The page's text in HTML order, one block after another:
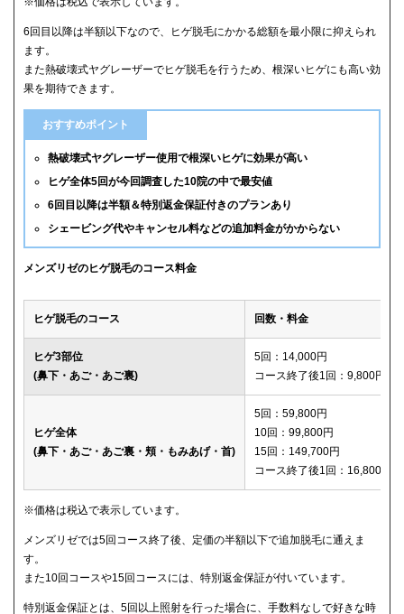
メンズリゼ 59,800円
メンズルシアクリニック 61,600円(平日5回)
65,880円(6回)
渋谷美容外科クリニック 74,800円(首あご裏除く)
ゴリラクリニック 76,800円(平日6回)
メンズエミナル 78,000円
ダビデクリニック
ウィルビークリニックブラック 88,000円
レジーナクリニックオム 132,000円
メディカルエピレーションクリニック 150,600円
6回目以降は半額以下なので、ヒゲ脱毛にかかる総額を最小限に抑えられ
ます。
また熱破壊式ヤグレーザーでヒゲ脱毛を行うため、根深いヒゲにも高い効
果を期待できます。
おすすめポイント
熱破壊式ヤグレーザー使用で根深いヒゲに効果が高い
ヒゲ全体5回が今回調査した10院の中で最安値
6回目以降は半額＆特別返金保証付きのプランあり
シェービング代やキャンセル料などの追加料金がかからない
メンズリゼのヒゲ脱毛のコース料金
ヒゲ脱毛のコース 回数・料金
ヒゲ3部位
(鼻下・あご・あご裏)
5回：14,000円
コース終了後1回：9,800円
ヒゲ全体
(鼻下・あご・あご裏・頬・もみあげ・首)
5回：59,800円
10回：99,800円
15回：149,700円
コース終了後1回：16,800円
※価格は税込で表示しています。
メンズリゼでは5回コース終了後、定価の半額以下で追加脱毛に通えま
す。
また10回コースや15回コースには、特別返金保証が付いています。
特別返金保証とは、5回以上照射を行った場合に、手数料なしで好きな時